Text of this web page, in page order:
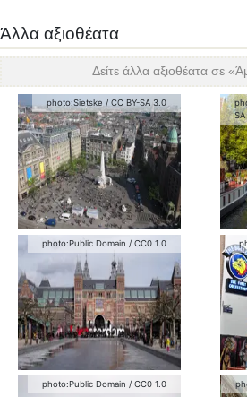
Άλλα αξιοθέατα
Δείτε άλλα αξιοθέατα σε «
photo:Sietske / CC BY-SA 3.0
photo:Public Domain / CC0 1.0
photo:Public Domain / CC0 1.0